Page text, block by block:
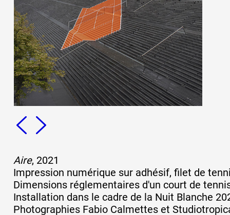
Aire, 2021
Impression numérique sur adhésif, filet de
Dimensions réglementaires d'un court de
Installation dans le cadre de la Nuit Blanche
Photographies Fabio Calmettes et